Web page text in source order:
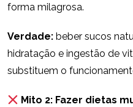
forma milagrosa.
Verdade: beber sucos
hidratação e ingestão de
substituem o
Mito 2: Fazer dietas